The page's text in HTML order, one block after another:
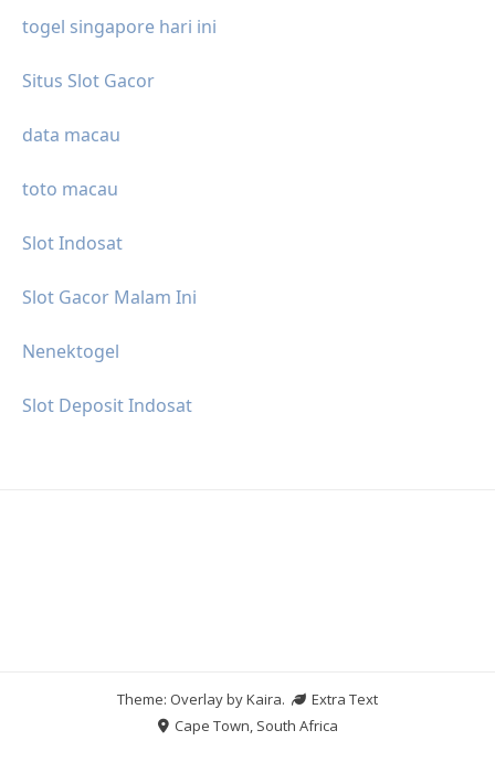
togel singapore hari ini
Situs Slot Gacor
data macau
toto macau
Slot Indosat
Slot Gacor Malam Ini
Nenektogel
Slot Deposit Indosat
Theme: Overlay byKaira.
Extra Text
Cape Town, South Africa